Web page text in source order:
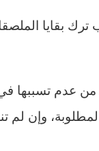
ترك بقايا
عدم تسببها
وإن لم